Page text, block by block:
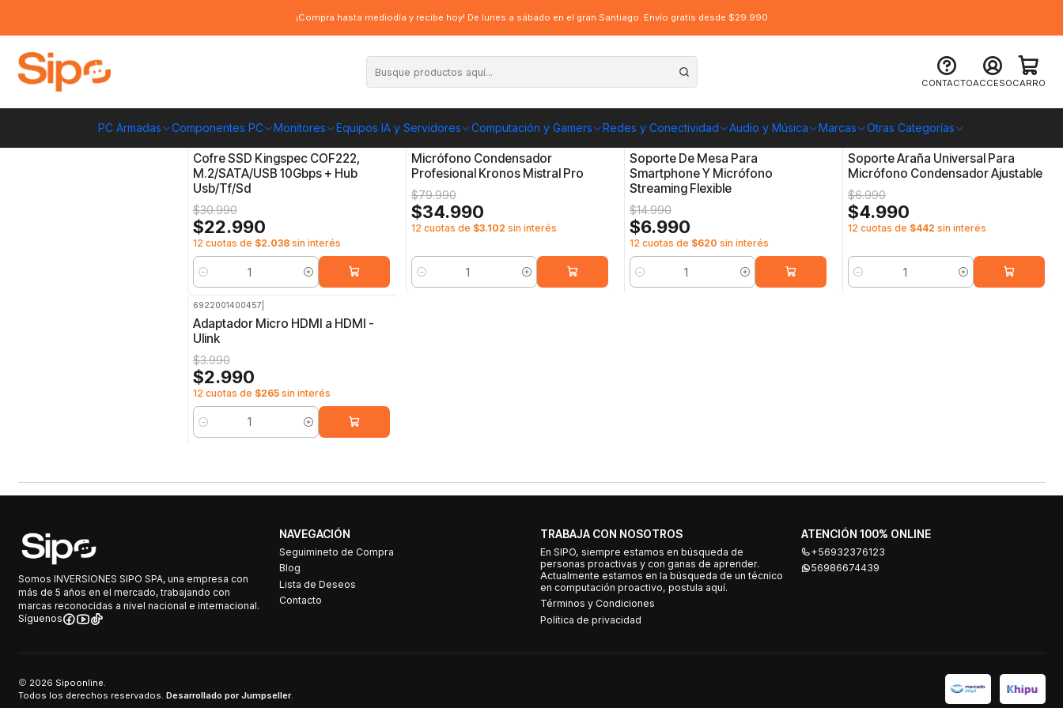
CONTACTOACCESOCARRO
PC Armadas Componentes PC Monitores Equipos IA y Servidores Computación y Gamers Redes y Conectividad Audio y Música Marcas Otras Categorías
¡Compra hasta mediodía y recibe hoy! De lunes a sábado en el gran Santiago. Envío gratis desde $29.990
MicroSD
MicroSD
-26%OFF
Cofre SSD Kingspec COF222,
M.2/SATA/USB 10Gbps + Hub
Usb/Tf/Sd
$30.990
$22.990
12 cuotas de $2.038sin interés
Cantidad
-56%OFF
Micrófono Condensador
Profesional Kronos Mistral Pro
$79.990
$34.990
12 cuotas de $3.102 sin interés
Cantidad
-53%OFF
Soporte De Mesa Para
Smartphone Y Micrófono
Streaming Flexible
$14.990
$6.990
12 cuotas de $620 sin interés
Cantidad
-29%OFF
Soporte Araña Universal Para
Micrófono Condensador Ajustable
$6.990
$4.990
12 cuotas de $442 sin interés
Cantidad
6922001400457
Adaptador Micro HDMI a HDMI -
Ulink
$3.990
$2.990
12 cuotas de $265sin interés
Cantidad
Somos INVERSIONES SIPO SPA, una empresa con
más de 5 años en el mercado, trabajando con
marcas reconocidas a nivel nacional e internacional.
Síguenos
NAVEGACIÓN
Seguimineto de Compra
Blog
Lista de Deseos
Contacto
TRABAJA CON NOSOTROS
En SIPO, siempre estamos en búsqueda de
personas proactivas y con ganas de aprender.
Actualmente estamos en la búsqueda de un técnico
en computación proactivo, postula aquí.
Términos y Condiciones
Política de privacidad
ATENCIÓN 100% ONLINE
+56932376123
56986674439
2026 Sipoonline.
Todos los derechos reservados. Desarrollado por Jumpseller.